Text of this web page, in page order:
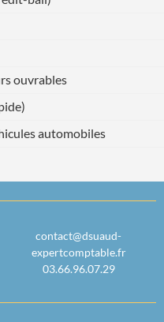
ouvrables
automobiles
contact@dsuaud-
expertcomptable.fr
03.66.96.07.29